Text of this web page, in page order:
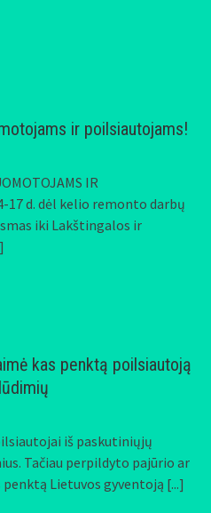
ir poilsiautojams!
IR
17 d. dėl kelio remonto darbų
iki Lakštingalos ir
kas penktą poilsiautoją
iš paskutiniųjų
Tačiau perpildyto pajūrio ar
penktą Lietuvos gyventoją [...]